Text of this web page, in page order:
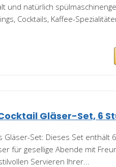
und natürlich
Cocktails, Kaffee-
Gläser-Set, 6
Gläser-Set: Dieses Set enthält
für gesellige Abende mit
Servieren Ihrer...